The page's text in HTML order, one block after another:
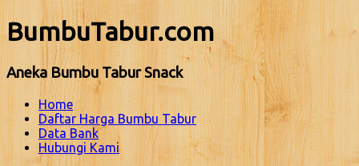
BumbuTabur.com
Aneka Bumbu Tabur Snack
Home
Daftar Harga Bumbu Tabur
Data Bank
Hubungi Kami